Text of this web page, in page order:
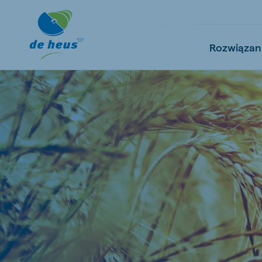
Global
English
Netherlands
Dutch Polish
Czech Republic Spain
Spanish